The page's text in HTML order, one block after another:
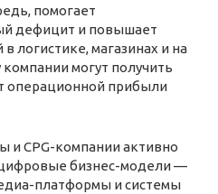
помогает
дефицит и повышает
логистике, магазинах и на
могут получить
операционной прибыли
CPG-компании активно
бизнес-модели —
платформы и системы